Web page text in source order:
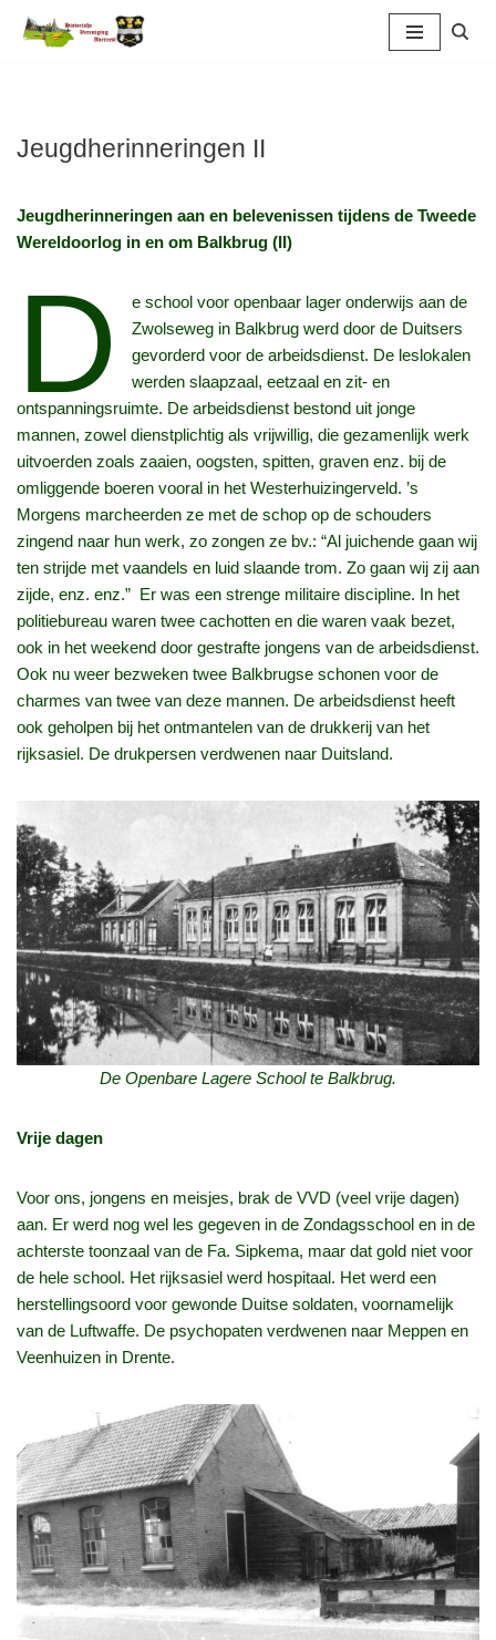
inhoud
Jeugdherinneringen II
Jeugdherinneringen aan en belevenissen tijdens de Tweede
Wereldoorlog in en om Balkbrug (II)
D
e school voor openbaar lager onderwijs aan de
Zwolseweg in Balkbrug werd door de Duitsers
gevorderd voor de arbeidsdienst. De leslokalen
werden slaapzaal, eetzaal en zit‑ en
ontspanningsruimte. De arbeidsdienst bestond uit jonge
mannen, zowel dienstplichtig als vrijwillig, die gezamenlijk werk
uitvoerden zoals zaaien, oogsten, spitten, graven enz. bij de
omliggende boeren vooral in het Westerhuizingerveld. ’s
Morgens marcheerden ze met de schop op de schouders
zingend naar hun werk, zo zongen ze bv.: “Al juichende gaan wij
ten strijde met vaandels en luid slaande trom. Zo gaan wij zij aan
zijde, enz. enz.” Er was een strenge militaire discipline. In het
politiebureau waren twee cachotten en die waren vaak bezet,
ook in het weekend door gestrafte jongens van de arbeidsdienst.
Ook nu weer bezweken twee Balkbrugse schonen voor de
charmes van twee van deze mannen. De arbeidsdienst heeft
ook geholpen bij het ontmantelen van de drukkerij van het
rijksasiel. De drukpersen verdwenen naar Duitsland.
De Openbare Lagere School te Balkbrug.
Vrije dagen
Voor ons, jongens en meisjes, brak de VVD (veel vrije dagen)
aan. Er werd nog wel les gegeven in de Zondagsschool en in de
achterste toonzaal van de Fa. Sipkema, maar dat gold niet voor
de hele school. Het rijksasiel werd hospitaal. Het werd een
herstellingsoord voor gewonde Duitse soldaten, voornamelijk
van de Luftwaffe. De psychopaten verdwenen naar Meppen en
Veenhuizen in Drente.